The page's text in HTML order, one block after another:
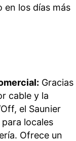
en los días más
Gracias
cable y la
el Saunier
locales
Ofrece un